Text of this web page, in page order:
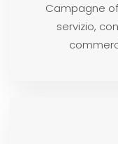
Campagne
servizio,